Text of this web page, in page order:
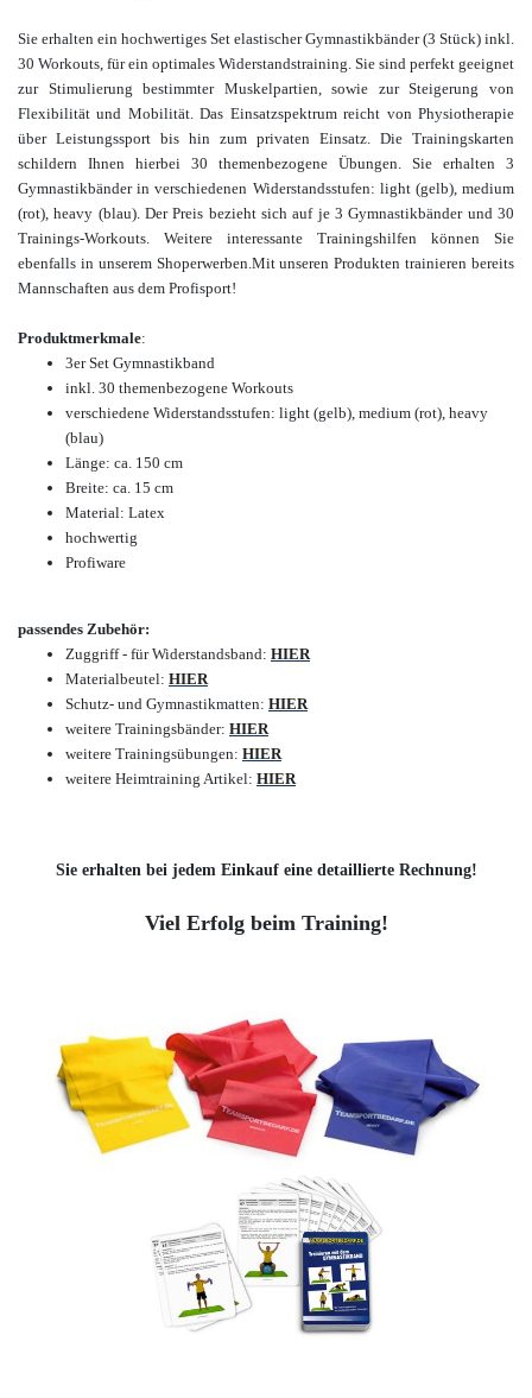
Sie erhalten ein hochwertiges Set elastischer Gymnastikbänder (3 Stück) inkl.
30 Workouts, für ein optimales Widerstandstraining. Sie sind perfekt geeignet
zur Stimulierung bestimmter Muskelpartien, sowie zur Steigerung von
Flexibilität und Mobilität. Das Einsatzspektrum reicht von Physiotherapie
über Leistungssport bis hin zum privaten Einsatz. Die Trainingskarten
schildern Ihnen hierbei 30 themenbezogene Übungen. Sie erhalten 3
Gymnastikbänder in verschiedenen Widerstandsstufen: light (gelb), medium
(rot), heavy (blau). Der Preis bezieht sich auf je 3 Gymnastikbänder und 30
Trainings-Workouts. Weitere interessante Trainingshilfen können Sie
ebenfalls in unserem Shoperwerben.Mit unseren Produkten trainieren bereits
Mannschaften aus dem Profisport!
Produktmerkmale:
3er Set Gymnastikband
inkl. 30 themenbezogene Workouts
verschiedene Widerstandsstufen: light (gelb), medium (rot), heavy
(blau)
Länge: ca. 150 cm
Breite: ca. 15 cm
Material: Latex
hochwertig
Profiware
passendes Zubehör:
Zuggriff - für Widerstandsband: HIER
Materialbeutel: HIER
Schutz- und Gymnastikmatten: HIER
weitere Trainingsbänder: HIER
weitere Trainingsübungen: HIER
weitere Heimtraining Artikel: HIER
Sie erhalten bei jedem Einkauf eine detaillierte Rechnung!
Viel Erfolg beim Training!